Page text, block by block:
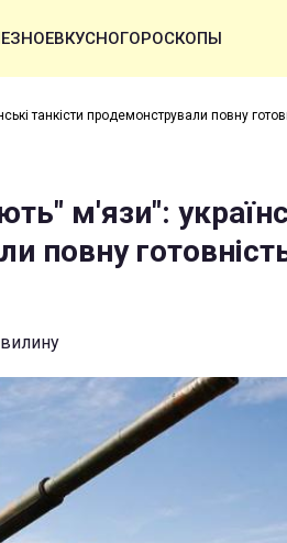
ВКУСНОГОРОСКОПЫ
танкісти продемонстрували повну
м'язи":
повну